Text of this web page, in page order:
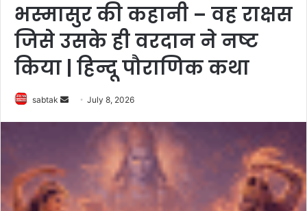
भस्मासुर की कहानी – वह राक्षस
जिसे उसके ही वरदान ने नष्ट
किया | हिन्दू पौराणिक कथा
sabtak
Send July 8, 2026